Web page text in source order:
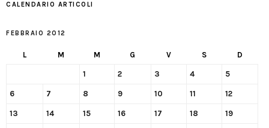
CALENDARIO ARTICOLI
FEBBRAIO 2012
L M M G V S D
1 2 3 4 5
6 7 8 9 10 11 12
13 14 15 16 17 18 19